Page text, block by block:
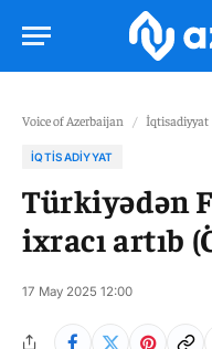
Voice of Azerbaijan / İqtisadiyyat
İQTISADIYYAT
Türkiyədən
ixracı artıb
17 May 2025 12:00